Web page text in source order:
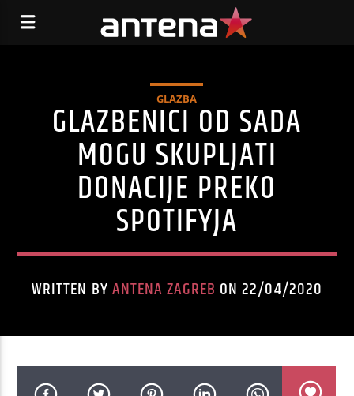
GLAZBA
GLAZBENICI OD SADA
MOGU SKUPLJATI
DONACIJE PREKO
SPOTIFYJA
WRITTEN BYANTENA ZAGREB ON 22/04/2020